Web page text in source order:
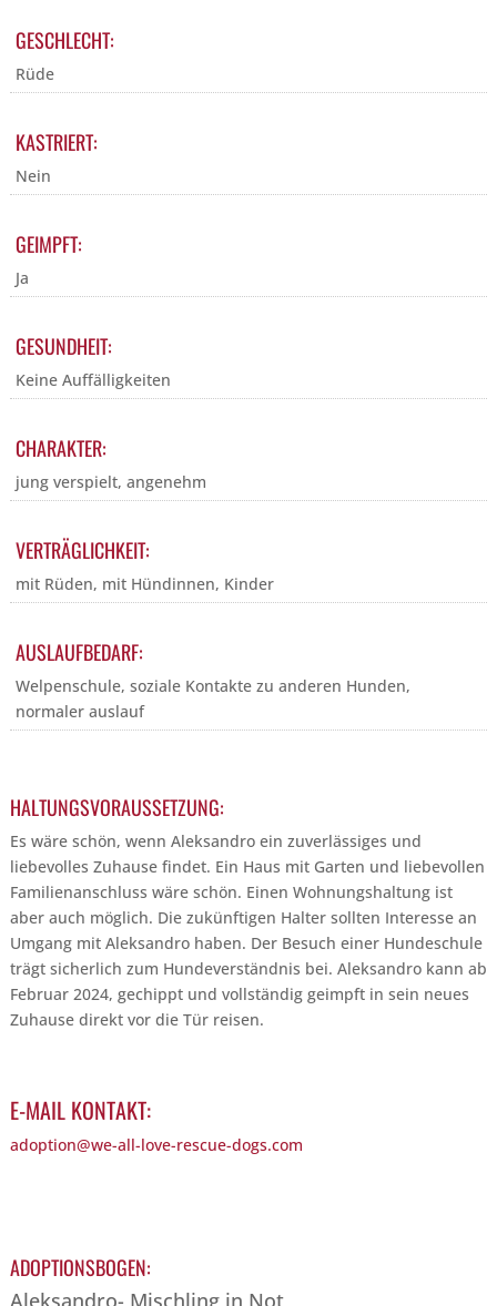
GESCHLECHT:
Rüde
KASTRIERT:
Nein
GEIMPFT:
Ja
GESUNDHEIT:
Keine Auffälligkeiten
CHARAKTER:
jung verspielt, angenehm
VERTRÄGLICHKEIT:
mit Rüden, mit Hündinnen, Kinder
AUSLAUFBEDARF:
Welpenschule, soziale Kontakte zu anderen Hunden,
normaler auslauf
HALTUNGSVORAUSSETZUNG:
Es wäre schön, wenn Aleksandro ein zuverlässiges und
liebevolles Zuhause findet. Ein Haus mit Garten und liebevollen
Familienanschluss wäre schön. Einen Wohnungshaltung ist
aber auch möglich. Die zukünftigen Halter sollten Interesse an
Umgang mit Aleksandro haben. Der Besuch einer Hundeschule
trägt sicherlich zum Hundeverständnis bei. Aleksandro kann ab
Februar 2024, gechippt und vollständig geimpft in sein neues
Zuhause direkt vor die Tür reisen.
E-MAIL KONTAKT:
adoption@we-all-love-rescue-dogs.com
ADOPTIONSBOGEN:
Aleksandro- Mischling in Not